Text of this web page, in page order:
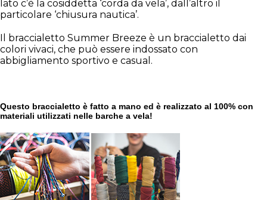
lato c’è la cosiddetta ‘corda da vela’, dall’altro il
particolare ‘chiusura nautica’.
Il braccialetto Summer Breeze è un braccialetto dai
colori vivaci, che può essere indossato con
abbigliamento sportivo e casual.
Questo braccialetto è fatto a mano ed è realizzato al 100% con
materiali utilizzati nelle barche a vela!